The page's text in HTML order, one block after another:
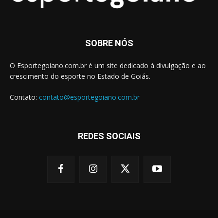
SOBRE NÓS
O Esportegoiano.com.br é um site dedicado à divulgação e ao
crescimento do esporte no Estado de Goiás.
Contato: contato@esportegoiano.com.br
REDES SOCIAIS